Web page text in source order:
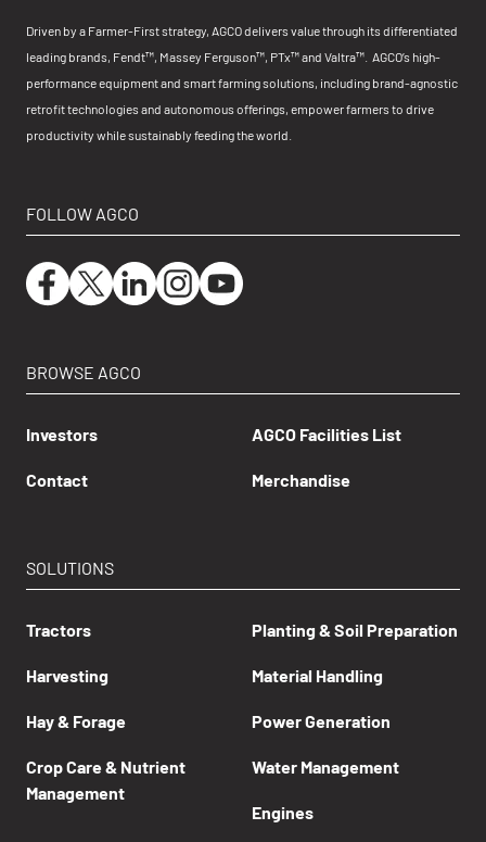
Driven by a Farmer-First strategy, AGCO delivers value through its differentiated
leading brands, Fendt™, Massey Ferguson™, PTx™ and Valtra™. AGCO’s high-
performance equipment and smart farming solutions, including brand-agnostic
retrofit technologies and autonomous offerings, empower farmers to drive
productivity while sustainably feeding the world.
FOLLOW AGCO
BROWSE AGCO
Investors
Contact
AGCO Facilities List
Merchandise
SOLUTIONS
Tractors
Harvesting
Hay & Forage
Crop Care & Nutrient
Management
Planting & Soil Preparation
Material Handling
Power Generation
Water Management
Engines